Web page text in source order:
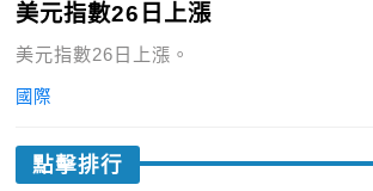
美元指數26日上漲
美元指數26日上漲。
國際
點擊排行